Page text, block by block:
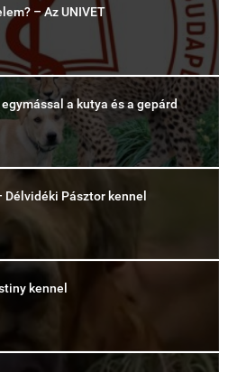
– Az UNIVET
a kutya és a gepárd
Pásztor kennel
kennel